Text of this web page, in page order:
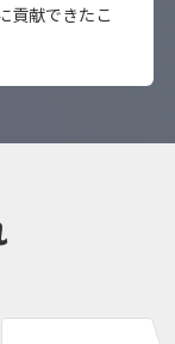
貢献できたこ